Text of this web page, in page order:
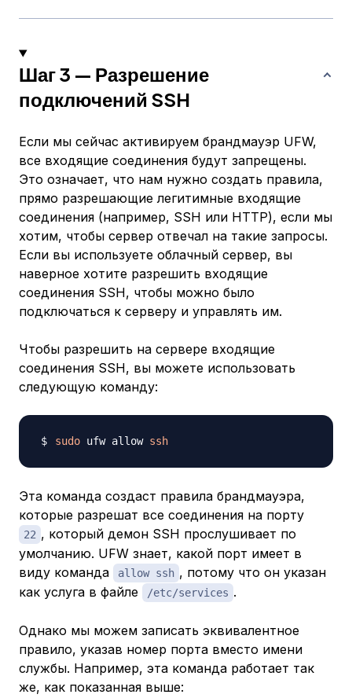
Шаг 3 — Разрешение
подключений SSH
Если мы сейчас активируем брандмауэр UFW,
все входящие соединения будут запрещены.
Это означает, что нам нужно создать правила,
прямо разрешающие легитимные входящие
соединения (например, SSH или HTTP), если мы
хотим, чтобы сервер отвечал на такие запросы.
Если вы используете облачный сервер, вы
наверное хотите разрешить входящие
соединения SSH, чтобы можно было
подключаться к серверу и управлять им.
Чтобы разрешить на сервере входящие
соединения SSH, вы можете использовать
следующую команду:
sudo ufw allow ssh
Эта команда создаст правила брандмауэра,
которые разрешат все соединения на порту
22 , который демон SSH прослушивает по
умолчанию. UFW знает, какой порт имеет в
виду команда
allow ssh , потому что он указан
как услуга в файле
/etc/services .
Однако мы можем записать эквивалентное
правило, указав номер порта вместо имени
службы. Например, эта команда работает так
же, как показанная выше: